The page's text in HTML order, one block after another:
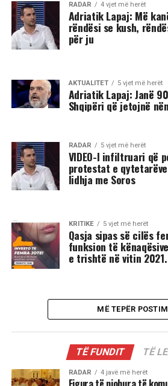
RADAR 4 vjet më herët
Adriatik Lapaj: Më
rëndësi se kush,
për ju
AKTUALITET 5 vjet më herët
Adriatik Lapaj: Janë
Shqipëri që jetojnë
RADAR 5 vjet më herët
VIDEO-I infiltruari që
protestat e
lidhja me Soros
KRITIKE 5 vjet më herët
Qasja sipas së cilës
funksion të
e trishtë në vitin 2021.
MË TEPËR
TË FUNDIT TË
RADAR 4 javë më herët